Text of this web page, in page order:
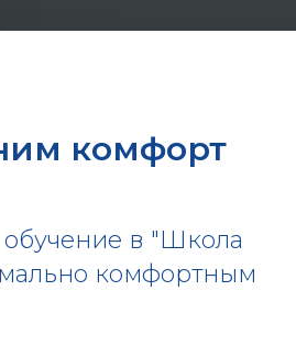
комфорт
в "Школа
комфортным